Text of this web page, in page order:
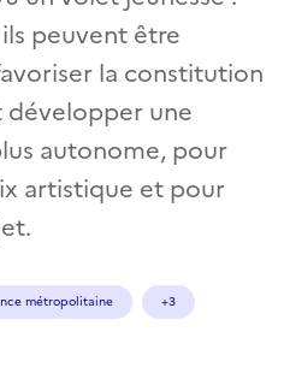
peuvent être
la constitution
développer une
autonome, pour
artistique et pour
métropolitaine +3